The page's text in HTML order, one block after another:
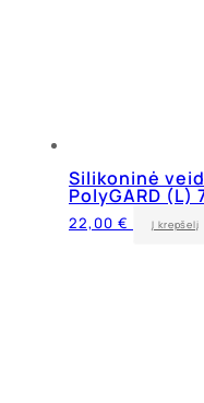
Silikoninė
PolyGARD (L)
22,00 € Į krepšelį